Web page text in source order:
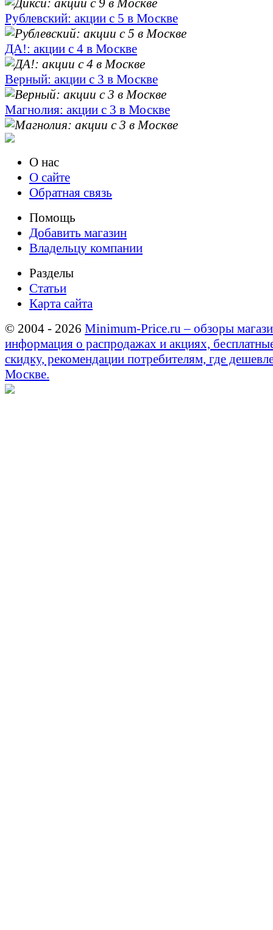
Рублевский: акции с 5 в Москве
ДА!: акции с 4 в Москве
Верный: акции с 3 в Москве
Магнолия: акции с 3 в Москве
О нас
О сайте
Обратная связь
Помощь
Добавить магазин
Владельцу компании
Разделы
Статьи
Карта сайта
© 2004 - 2026 Minimum-Price.ru – обзоры
информация о распродажах и акциях,
скидку, рекомендации потребителям, где
Москве.